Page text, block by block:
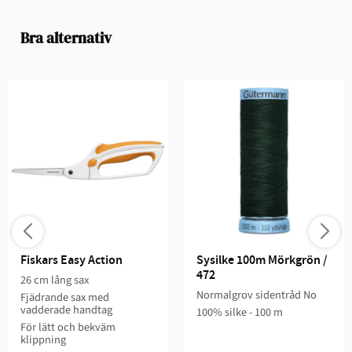
Bra alternativ
Fiskars Easy Action
26 cm lång sax
Fjädrande sax med
vadderade handtag
För lätt och bekväm
klippning​
Sysilke 100m Mörkgrön /
472
Normalgrov sidentråd No
100% silke - 100 m